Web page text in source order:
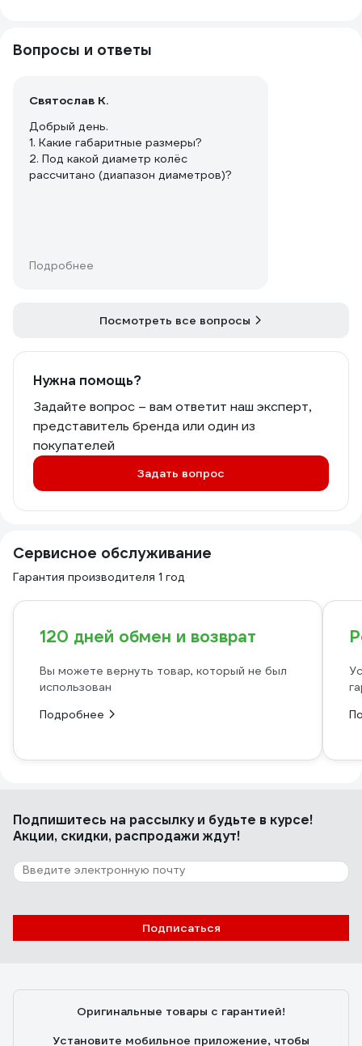
Вопросы и ответы
Святослав К.
Добрый день.
1. Какие габаритные размеры?
2. Под какой диаметр колёс
рассчитано (диапазон диаметров)?
Подробнее
Посмотреть все вопросы
Нужна помощь?
Задайте вопрос – вам ответит наш эксперт,
представитель бренда или один из
покупателей
Задать вопрос
Сервисное обслуживание
Гарантия производителя 1 год
120 дней обмен и возврат
Вы можете вернуть товар, который не был
использован
Подробнее
Подпишитесь на рассылкуи будьте в курсе!
Акции, скидки, распродажи ждут!
Подписаться
Оригинальные товары с гарантией!
Установите мобильное приложение, чтобы